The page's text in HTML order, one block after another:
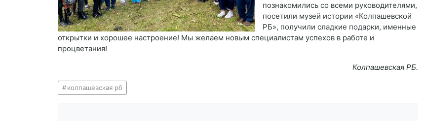
познакомились со всеми руководителями,
посетили музей истории «Колпашевской
РБ», получили сладкие подарки, именные
открытки и хорошее настроение! Мы желаем новым специалистам успехов в работе и
процветания!
Колпашевская РБ.
колпашевская рб